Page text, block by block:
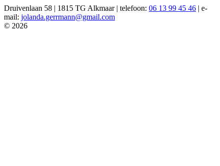
Druivenlaan 58 | 1815 TG Alkmaar | telefoon: 06 13 99 45 46 | e-
mail: jolanda.gerrmann@gmail.com
© 2026